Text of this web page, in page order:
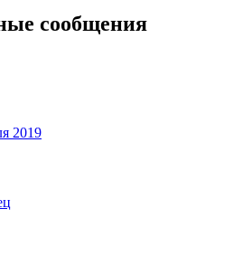
сообщения
2019